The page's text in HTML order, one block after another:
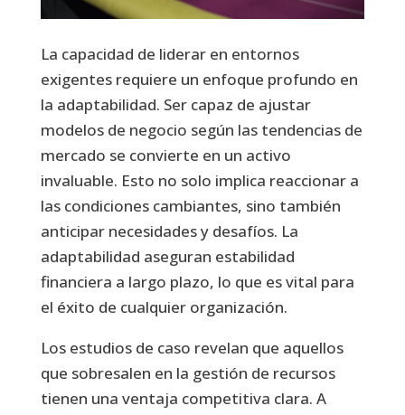
La capacidad de liderar en entornos
exigentes requiere un enfoque profundo en
la adaptabilidad. Ser capaz de ajustar
modelos de negocio según las tendencias de
mercado se convierte en un activo
invaluable. Esto no solo implica reaccionar a
las condiciones cambiantes, sino también
anticipar necesidades y desafíos. La
adaptabilidad aseguran estabilidad
financiera a largo plazo, lo que es vital para
el éxito de cualquier organización.
Los estudios de caso revelan que aquellos
que sobresalen en la gestión de recursos
tienen una ventaja competitiva clara. A